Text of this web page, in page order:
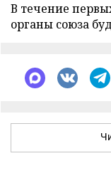
В течение
органы союза